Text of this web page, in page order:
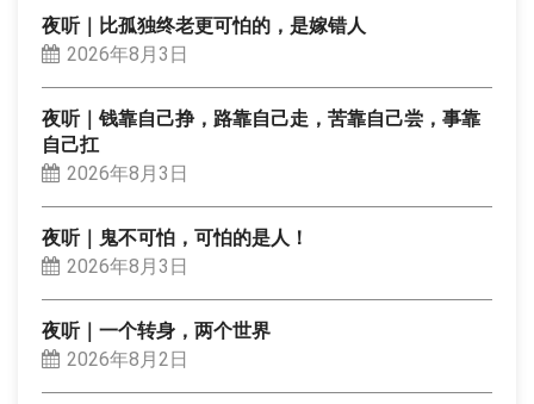
夜听｜比孤独终老更可怕的，是嫁错人
2026年8月3日
夜听｜钱靠自己挣，路靠自己走，苦靠自己尝，事靠
自己扛
2026年8月3日
夜听｜鬼不可怕，可怕的是人！
2026年8月3日
夜听｜一个转身，两个世界
2026年8月2日